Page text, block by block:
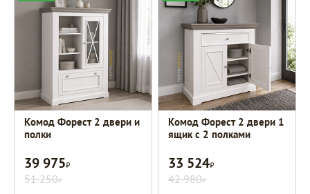
Комод Форест 2 двери и
полки
39 975Р
51 250Р
Комод Форест 2 двери 1
ящик с 2 полками
33 524Р
42 980Р